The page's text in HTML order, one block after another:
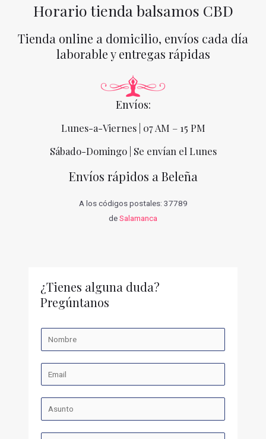
Horario tienda balsamos CBD
Tienda online a domicilio, envíos cada día
laborable y entregas rápidas
Envíos:
Lunes-a-Viernes | 07 AM – 15 PM
Sábado-Domingo | Se envían el Lunes
Envíos rápidos a Beleña
A los códigos postales: 37789
deSalamanca
¿Tienes alguna duda?
Pregúntanos